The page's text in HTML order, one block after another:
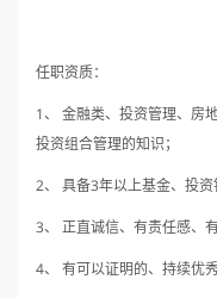
任职资质：
1 、
金融类、投资管理、房
投资组合管理的知识；
2、 具备3年以上基金、投资
3、 正直诚信、有责任感、
4、 有可以证明的、持续优